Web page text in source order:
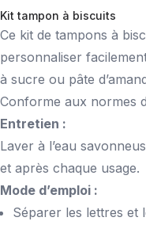
Kit tampon à biscuits
Ce kit de tampons à
personnaliser
à sucre ou pâte
Conforme aux normes
Entretien :
Laver à l’eau
et après chaque usage.
Mode d’emploi :
Séparer les lettres et